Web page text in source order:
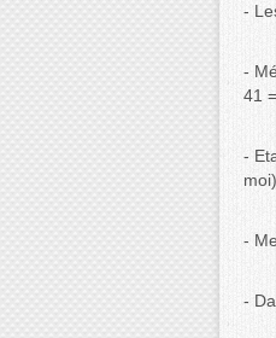
-
-
41
-
moi)
-
-